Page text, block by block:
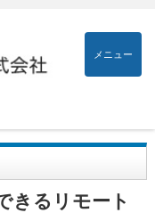
メニュー
きるリモート